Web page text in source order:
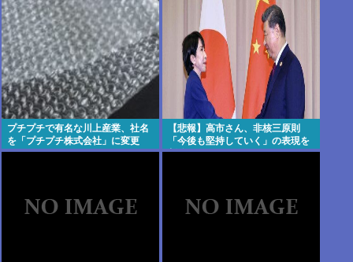
たトラブル、羽田空港沖、全日空
に通知
プチプチで有名な川上産業、社名
を「プチプチ株式会社」に変更
www
【悲報】高市さん、非核三原則
「今後も堅持していく」の表現を
削除www